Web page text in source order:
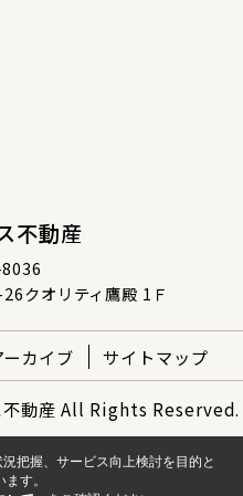
不動産
クオリティ鷹殿 1Ｆ
カイブ サイトマップ
動産 All Rights Reserved.
把握、サービス向上検討を目的と
す。